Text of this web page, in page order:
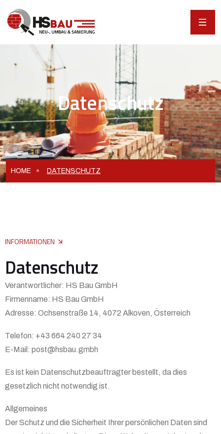
Datenschutz
HOME DATENSCHUTZ
INFORMATIONEN
Datenschutz
Verantwortlicher: HS Bau GmbH
Firmenname: HS Bau GmbH
Adresse: Ochsenstraße 14, 4072 Alkoven, Österreich
Telefon: +43 664 240 27 34
E-Mail: post@hsbau.gmbh
Es ist kein Datenschutzbeauftragter bestellt, da dies
gesetzlich nicht notwendig ist.
Allgemeines
Der Schutz und die Sicherheit Ihrer persönlichen Daten sind